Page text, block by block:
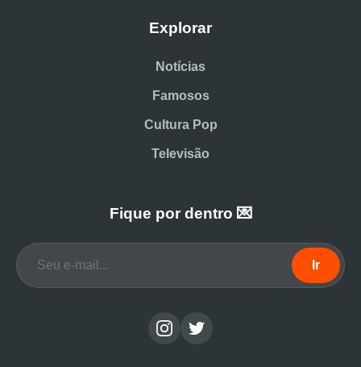
Explorar
Notícias
Famosos
Cultura Pop
Televisão
Fique por dentro 💌
Ir